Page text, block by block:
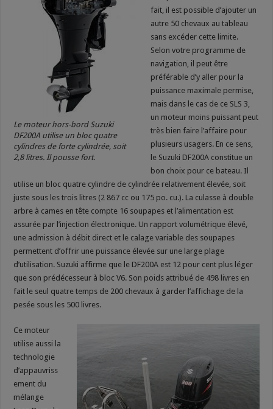
Le moteur hors-bord Suzuki
DF200A utilise un bloc quatre
cylindres de forte cylindrée, soit
2,8 litres. Il pousse fort.
fait, il est possible d’ajouter un
autre 50 chevaux au tableau
sans excéder cette limite.
Selon votre programme de
navigation, il peut être
préférable d’y aller pour la
puissance maximale permise,
mais dans le cas de ce SLS 3,
un moteur moins puissant peut
très bien faire l’affaire pour
plusieurs usagers. En ce sens,
le Suzuki DF200A constitue un
bon choix pour ce bateau. Il
utilise un bloc quatre cylindre de cylindrée relativement élevée, soit
juste sous les trois litres (2 867 cc ou 175 po. cu.). La culasse à double
arbre à cames en tête compte 16 soupapes et l’alimentation est
assurée par l’injection électronique. Un rapport volumétrique élevé,
une admission à débit direct et le calage variable des soupapes
permettent d’offrir une puissance élevée sur une large plage
d’utilisation. Suzuki affirme que le DF200A est 12 pour cent plus léger
que son prédécesseur à bloc V6. Son poids attribué de 498 livres en
fait le seul quatre temps de 200 chevaux à garder l’affichage de la
pesée sous les 500 livres.
Ce moteur
utilise aussi la
technologie
d’appauvriss
ement du
mélange